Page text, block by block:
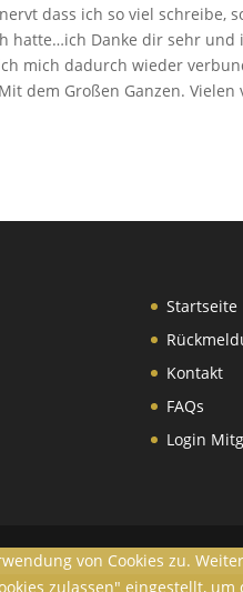
dass ich so viel schreibe,
hatte…ich Danke dir sehr
mich dadurch wieder
dem Großen Ganzen. Vielen
Startseite
Kontakt
FAQs
Login
von Cookies zu.
zulassen" eingestellt,